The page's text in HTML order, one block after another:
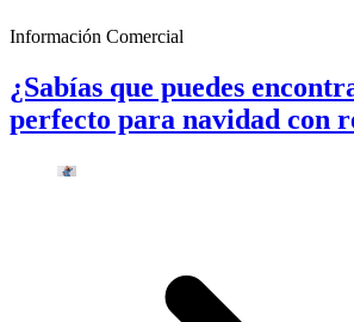
Información Comercial
¿Sabías que puedes
perfecto para navidad con